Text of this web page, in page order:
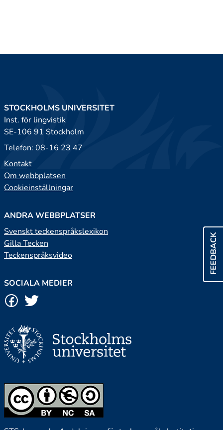
FEEDBACK
STOCKHOLMS UNIVERSITET
Inst. för lingvistik
SE-106 91 Stockholm
Telefon: 08-16 23 47
Kontakt
Om webbplatsen
Cookieinställningar
ANDRA WEBBPLATSER
Svenskt teckenspråkslexikon
Gilla Tecken
Teckenspråksvideo
SOCIALA MEDIER